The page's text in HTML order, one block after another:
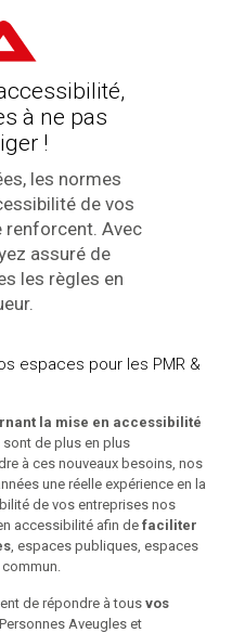
à ne pas
!
les normes
de vos
renforcent. Avec
assuré de
les règles en
espaces pour les PMR &
la mise en accessibilité
de plus en plus
à ces nouveaux besoins, nos
une réelle expérience en la
de vos entreprises nos
accessibilité afin de faciliter
, espaces publiques, espaces
de répondre à tous vos
Aveugles et